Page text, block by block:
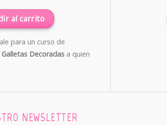
al carrito
para un curso de
Galletas Decoradas a quien
NEWSLETTER